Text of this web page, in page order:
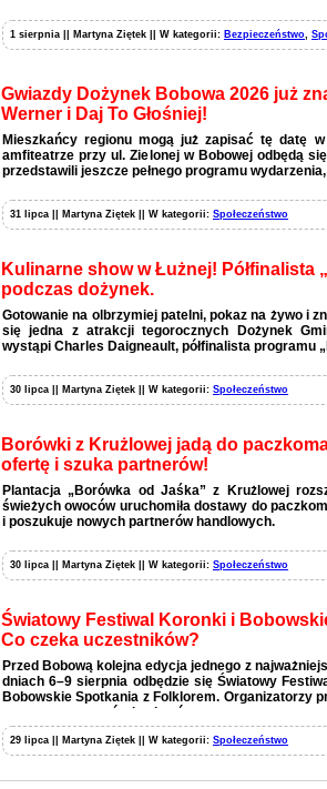
1 sierpnia || Martyna Ziętek || W kategorii: Bezpieczeństwo
Gwiazdy Dożynek Bobowa 2026 już
Werner i Daj To Głośniej!
Mieszkańcy regionu mogą już zapisać tę datę
amfiteatrze przy ul. Zielonej w Bobowej odbędą
przedstawili jeszcze pełnego programu
31 lipca || Martyna Ziętek || W kategorii: Społeczeństwo
Kulinarne show w Łużnej! Półfinalista
podczas dożynek.
Gotowanie na olbrzymiej patelni, pokaz na żywo i
się jedna z atrakcji tegorocznych Dożynek
wystąpi Charles Daigneault, półfinalista programu
30 lipca || Martyna Ziętek || W kategorii: Społeczeństwo
Borówki z Krużlowej jadą do
ofertę i szuka partnerów!
Plantacja „Borówka od Jaśka” z Krużlowej
świeżych owoców uruchomiła dostawy do
i poszukuje nowych partnerów handlowych.
30 lipca || Martyna Ziętek || W kategorii: Społeczeństwo
Światowy Festiwal Koronki i
Co czeka uczestników?
Przed Bobową kolejna edycja jednego z
dniach 6–9 sierpnia odbędzie się Światowy
Bobowskie Spotkania z Folklorem. Organizatorzy
wystaw, warsztatów i pokazów.
29 lipca || Martyna Ziętek || W kategorii: Społeczeństwo